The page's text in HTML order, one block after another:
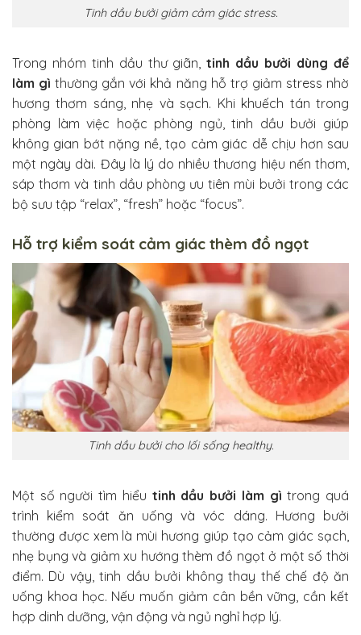
Tinh dầu bưởi giảm cảm giác stress.
Trong nhóm tinh dầu thư giãn,tinh dầu bưởi dùng để
làm gìthường gắn với khả năng hỗ trợ giảm stress nhờ
hương thơm sáng, nhẹ và sạch. Khi khuếch tán trong
phòng làm việc hoặc phòng ngủ, tinh dầu bưởi giúp
không gian bớt nặng nề, tạo cảm giác dễ chịu hơn sau
một ngày dài. Đây là lý do nhiều thương hiệu nến thơm,
sáp thơm và tinh dầu phòng ưu tiên mùi bưởi trong các
bộ sưu tập “relax”, “fresh” hoặc “focus”.
Hỗ trợ kiểm soát cảm giác thèm đồ ngọt
Tinh dầu bưởi cho lối sống healthy.
Một số người tìm hiểu tinh dầu bưởi làm gìtrong quá
trình kiểm soát ăn uống và vóc dáng. Hương bưởi
thường được xem là mùi hương giúp tạo cảm giác sạch,
nhẹ bụng và giảm xu hướng thèm đồ ngọt ở một số thời
điểm. Dù vậy, tinh dầu bưởi không thay thế chế độ ăn
uống khoa học. Nếu muốn giảm cân bền vững, cần kết
hợp dinh dưỡng, vận động và ngủ nghỉ hợp lý.